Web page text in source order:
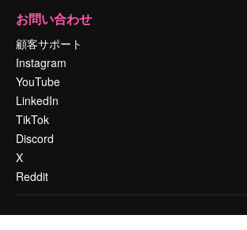
お問い合わせ
顧客サポート
Instagram
YouTube
LinkedIn
TikTok
Discord
X
Reddit